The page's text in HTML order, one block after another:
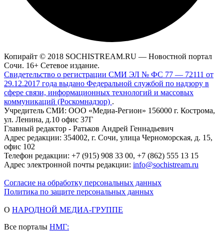
Копирайт © 2018 SOCHISTREAM.RU — Новостной портал
Сочи. 16+ Сетевое издание.
Свидетельство о регистрации СМИ ЭЛ № ФС 77 — 72111 от
29.12.2017 года выдано Федеральной службой по надзору в
сфере связи, информационных технологий и массовых
коммуникаций (Роскомнадзор) .
Учредитель СМИ: ООО «Медиа-Регион» 156000 г. Кострома,
ул. Ленина, д.10 офис 37Г
Главный редактор - Ратьков Андрей Геннадьевич
Адрес редакции: 354002, г. Сочи, улица Черноморская, д. 15,
офис 102
Телефон редакции: +7 (915) 908 33 00, +7 (862) 555 13 15
Адрес электронной почты редакции: info@sochistream.ru
Согласие на обработку персональных данных
Политика по защите персональных данных
О НАРОДНОЙ МЕДИА-ГРУППЕ
Все порталы НМГ: